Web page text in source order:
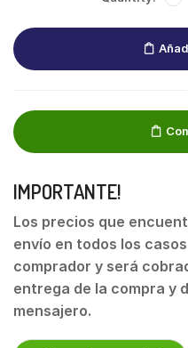
IMPORTANTE!
Los precios que
envío en todos los
comprador y será
entrega de la compra y
mensajero.